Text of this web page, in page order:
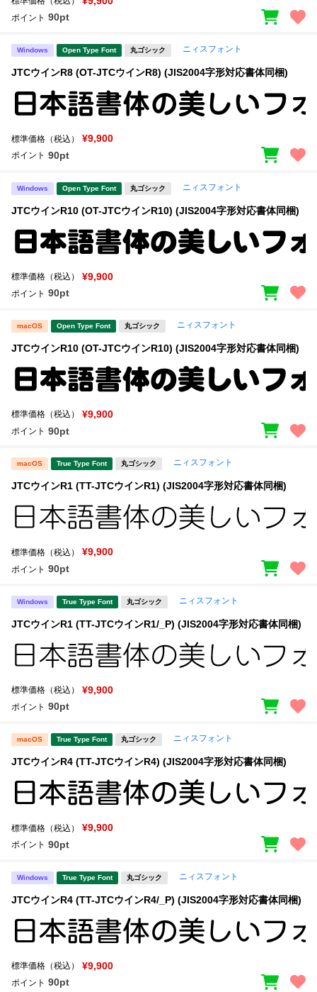
ポイント 90pt
Windows Open Type Font 丸ゴシック ニィスフォント
JTCウインR8 (OT-JTCウインR8) (JIS2004字形対応書体同梱)
標準価格（税込） ¥9,900
ポイント 90pt
Windows Open Type Font 丸ゴシック ニィスフォント
JTCウインR10 (OT-JTCウインR10) (JIS2004字形対応書体同梱)
標準価格（税込） ¥9,900
ポイント 90pt
macOS Open Type Font 丸ゴシック ニィスフォント
JTCウインR10 (OT-JTCウインR10) (JIS2004字形対応書体同梱)
標準価格（税込） ¥9,900
ポイント 90pt
macOS True Type Font 丸ゴシック ニィスフォント
JTCウインR1 (TT-JTCウインR1) (JIS2004字形対応書体同梱)
標準価格（税込） ¥9,900
ポイント 90pt
Windows True Type Font 丸ゴシック ニィスフォント
JTCウインR1 (TT-JTCウインR1/_P) (JIS2004字形対応書体同梱)
標準価格（税込） ¥9,900
ポイント 90pt
macOS True Type Font 丸ゴシック ニィスフォント
JTCウインR4 (TT-JTCウインR4) (JIS2004字形対応書体同梱)
標準価格（税込） ¥9,900
ポイント 90pt
Windows True Type Font 丸ゴシック ニィスフォント
JTCウインR4 (TT-JTCウインR4/_P) (JIS2004字形対応書体同梱)
標準価格（税込） ¥9,900
ポイント 90pt